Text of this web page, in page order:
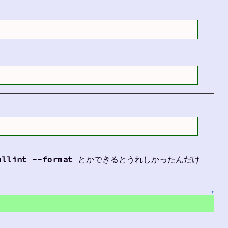
--format とかできるとうれしかったんだけ
↑